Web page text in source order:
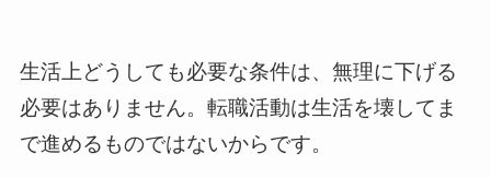
生活上どうしても必要な条件は、無理に下げる
必要はありません。転職活動は生活を壊してま
で進めるものではないからです。